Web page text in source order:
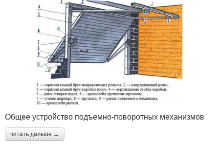
Общее устройство подъемно-поворотных механизмов
читать дальше →